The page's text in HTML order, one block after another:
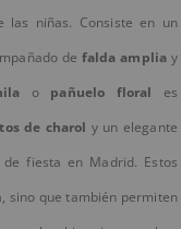
las niñas. Consiste en un
de falda amplia y
o pañuelo floral es
de charol y un elegante
fiesta en Madrid. Estos
sino que también permiten